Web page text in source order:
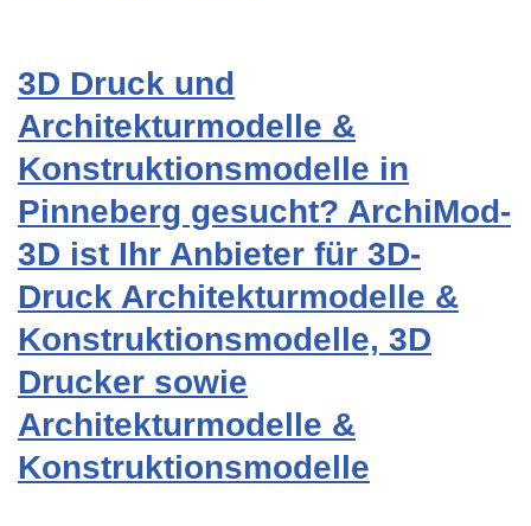
3D Druck und
Architekturmodelle &
Konstruktionsmodelle in
Pinneberg gesucht? ArchiMod-
3D ist Ihr Anbieter für 3D-
Druck Architekturmodelle &
Konstruktionsmodelle, 3D
Drucker sowie
Architekturmodelle &
Konstruktionsmodelle